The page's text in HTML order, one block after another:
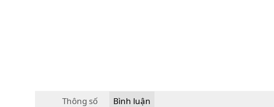
Thông số Bình luận